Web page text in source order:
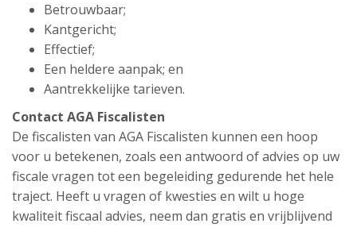
Betrouwbaar;
Kantgericht;
Effectief;
Een heldere aanpak; en
Aantrekkelijke tarieven.
Contact AGA Fiscalisten
De fiscalisten van AGA Fiscalisten kunnen een hoop
voor u betekenen, zoals een antwoord of advies op uw
fiscale vragen tot een begeleiding gedurende het hele
traject. Heeft u vragen of kwesties en wilt u hoge
kwaliteit fiscaal advies, neem dan gratis en vrijblijvend